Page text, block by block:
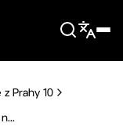
Prahy 10